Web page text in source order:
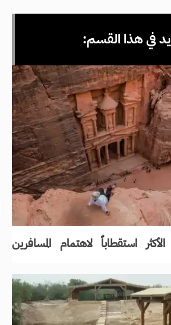
في هذا القسم:
استقطاباً لاهتمام المسافرين